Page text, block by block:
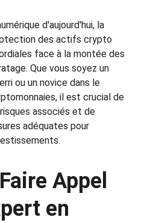
d'aujourd'hui, la
des actifs crypto
face à la montée des
Que vous soyez un
ou un novice dans le
il est crucial de
associés et de
adéquates pour
Appel
en